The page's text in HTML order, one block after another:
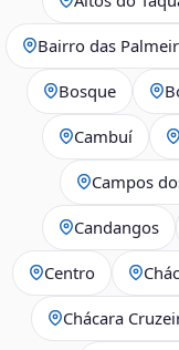
Bairro das
Bosque
Cambuí
Campos
Candangos
Centro
Chácara